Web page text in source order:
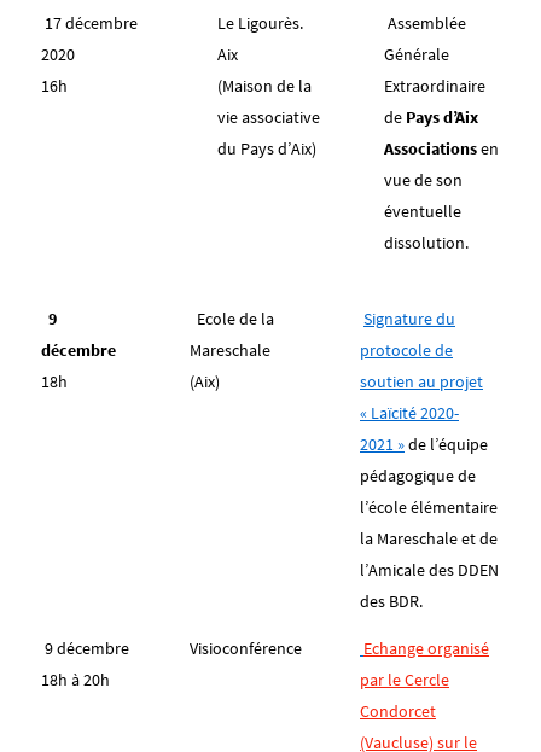
17 décembre
2020
16h
Le Ligourès.
Aix
(Maison de la
vie associative
du Pays d’Aix)
Assemblée
Générale
Extraordinaire
de Pays d’Aix
Associationsen
vue de son
éventuelle
dissolution.
9
décembre
18h
Ecole de la
Mareschale
(Aix)
Signature du
protocole de
soutien au projet
« Laïcité 2020-
2021 »de l’équipe
pédagogique de
l’école élémentaire
la Mareschale et de
l’Amicale des DDEN
des BDR.
9 décembre
18h à 20h
Visioconférence
Echange organisé
par le Cercle
Condorcet
(Vaucluse) sur le